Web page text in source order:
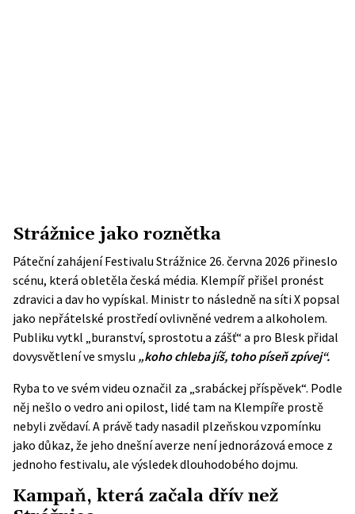
Strážnice jako roznětka
Páteční zahájení Festivalu Strážnice 26. června 2026 přineslo
scénu, která obletěla česká média. Klempíř přišel pronést
zdravici a dav ho vypískal. Ministr to následně na síti X popsal
jako nepřátelské prostředí ovlivněné vedrem a alkoholem.
Publiku vytkl „buranství, sprostotu a zášť“ a pro Blesk přidal
dovysvětlení ve smyslu „koho chleba jíš, toho píseň zpívej“.
Ryba to ve svém videu označil za „srabáckej příspěvek“. Podle
něj nešlo o vedro ani opilost, lidé tam na Klempíře prostě
nebyli zvědaví. A právě tady nasadil plzeňskou vzpomínku
jako důkaz, že jeho dnešní averze není jednorázová emoce z
jednoho festivalu, ale výsledek dlouhodobého dojmu.
Kampaň, která začala dřív než